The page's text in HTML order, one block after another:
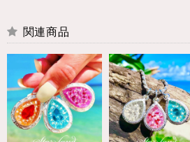
関連商品